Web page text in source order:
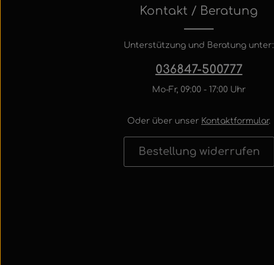
Kontakt / Beratung
Unterstützung und Beratung unter:
036847-500777
Mo-Fr, 09:00 - 17:00 Uhr
Oder über unser Kontaktformular.
Bestellung widerrufen